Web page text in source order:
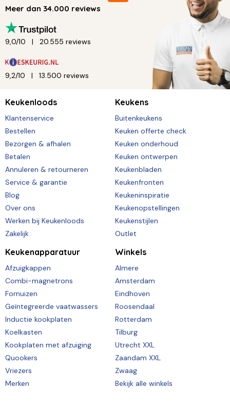
Meer dan 34.000 reviews
9,0/10 20.555 reviews
9,2/10 13.500 reviews
Keukenloods
Klantenservice
Bestellen
Bezorgen & afhalen
Betalen
Annuleren & retourneren
Service & garantie
Blog
Over ons
Werken bij Keukenloods
Zakelijk
Keukens
Buitenkeukens
Keuken offerte check
Keuken onderhoud
Keuken ontwerpen
Keukenbladen
Keukenfronten
Keukeninspiratie
Keukenopstellingen
Keukenstijlen
Outlet
Keukenapparatuur
Afzuigkappen
Combi-magnetrons
Fornuizen
Geïntegreerde vaatwassers
Inductie kookplaten
Koelkasten
Kookplaten met afzuiging
Quookers
Vriezers
Merken
Winkels
Almere
Amsterdam
Eindhoven
Roosendaal
Rotterdam
Tilburg
Utrecht XXL
Zaandam XXL
Zwaag
Bekijk alle winkels